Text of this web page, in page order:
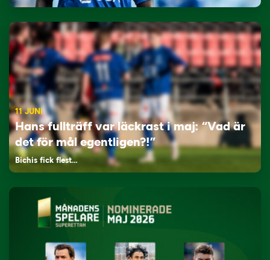
11 JUNI
Hans fullträff var läckrast i maj: “Vad är
det för mål egentligen?!”
Bichis fick flest…